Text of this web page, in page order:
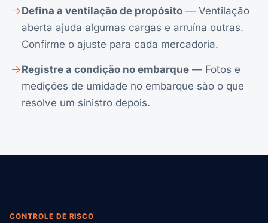
Defina a ventilação de propósito — Ventilação
aberta ajuda algumas cargas e arruína outras.
Confirme o ajuste para cada mercadoria.
Registre a condição no embarque — Fotos e
medições de umidade no embarque são o que
resolve um sinistro depois.
CONTROLE DE RISCO